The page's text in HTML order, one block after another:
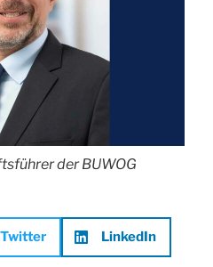
der BUWOG
Twitter LinkedIn